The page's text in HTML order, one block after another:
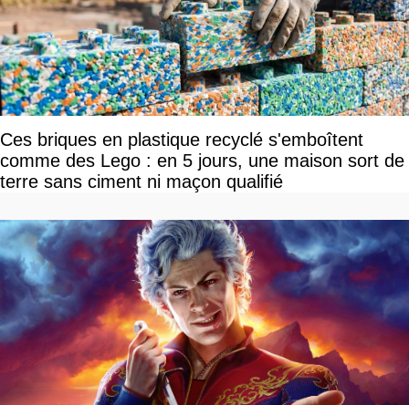
Ces briques en plastique recyclé s'emboîtent
comme des Lego : en 5 jours, une maison sort de
terre sans ciment ni maçon qualifié